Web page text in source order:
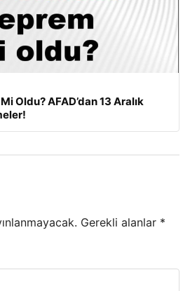
Oldu? AFAD’dan 13 Aralık
Gerekli alanlar *